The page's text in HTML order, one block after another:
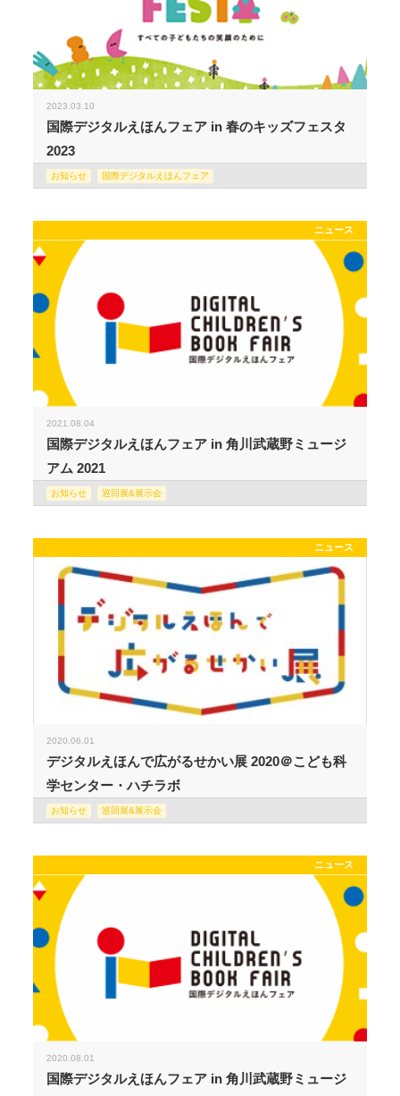
2023.03.10
国際デジタルえほんフェア in 春のキッズフェスタ
2023
お知らせ 国際デジタルえほんフェア
ニュース
2021.08.04
国際デジタルえほんフェア in 角川武蔵野ミュージ
アム 2021
お知らせ 巡回展&展示会
ニュース
2020.06.01
デジタルえほんで広がるせかい展 2020＠こども科
学センター・ハチラボ
お知らせ 巡回展&展示会
ニュース
2020.08.01
国際デジタルえほんフェア in 角川武蔵野ミュージ